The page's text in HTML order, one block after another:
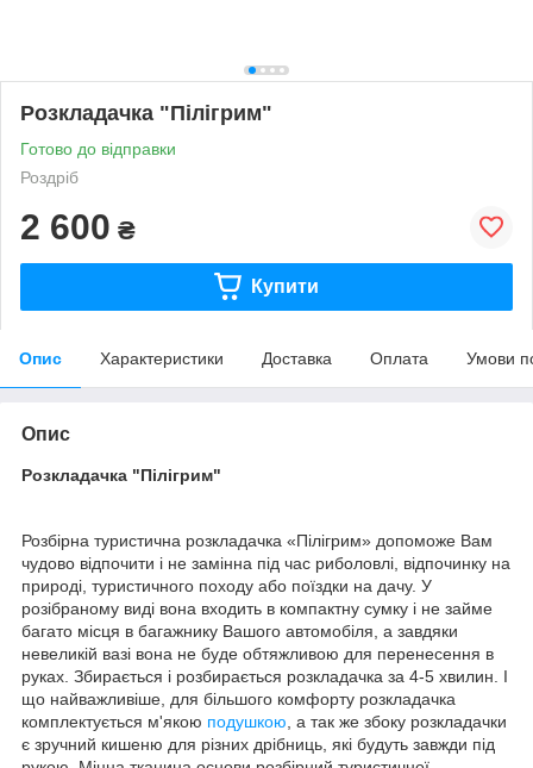
Розкладачка "Пілігрим"
Готово до відправки
Роздріб
2 600 ₴
Купити
Опис Характеристики Доставка Оплата Умови
Опис
Розкладачка "Пілігрим"
Розбірна туристична розкладачка «Пілігрим» допоможе Вам
чудово відпочити і не замінна під час риболовлі, відпочинку на
природі, туристичного походу або поїздки на дачу. У
розібраному виді вона входить в компактну сумку і не займе
багато місця в багажнику Вашого автомобіля, а завдяки
невеликій вазі вона не буде обтяжливою для перенесення в
руках. Збирається і розбирається розкладачка за 4-5 хвилин. І
що найважливіше, для більшого комфорту розкладачка
комплектується м'якою подушкою, а так же збоку розкладачки
є зручний кишеню для різних дрібниць, які будуть завжди під